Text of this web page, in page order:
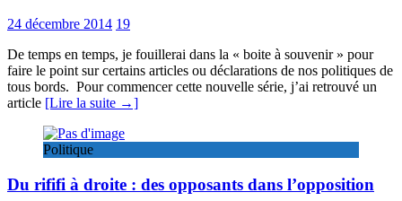
24 décembre 2014 19
De temps en temps, je fouillerai dans la « boite à souvenir » pour
faire le point sur certains articles ou déclarations de nos politiques de
tous bords. Pour commencer cette nouvelle série, j’ai retrouvé un
article [Lire la suite →]
Politique
Du rififi à droite : des opposants dans l’opposition